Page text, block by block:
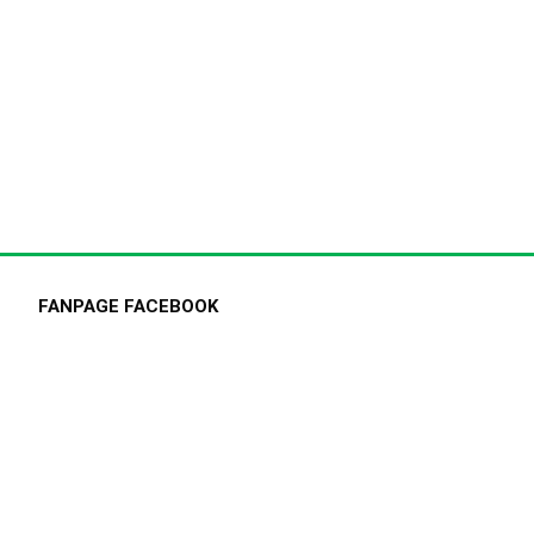
FANPAGE FACEBOOK